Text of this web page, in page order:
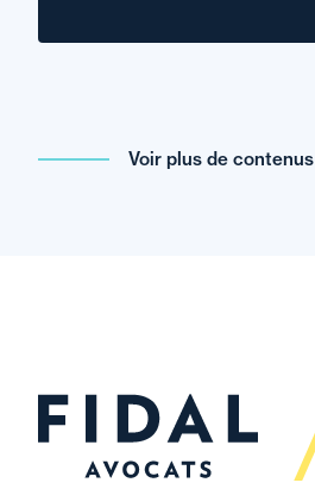
Voir plus de contenus